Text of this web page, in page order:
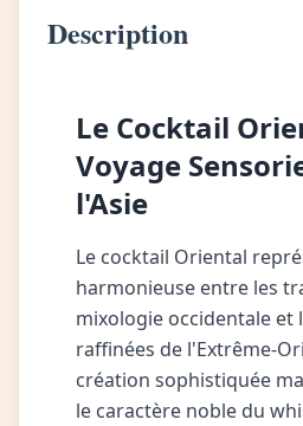
Description
Le Cocktail
Voyage
l'Asie
Le cocktail Oriental
harmonieuse entre les
mixologie occidentale et
raffinées de l'Extrême-
création sophistiquée
le caractère noble du